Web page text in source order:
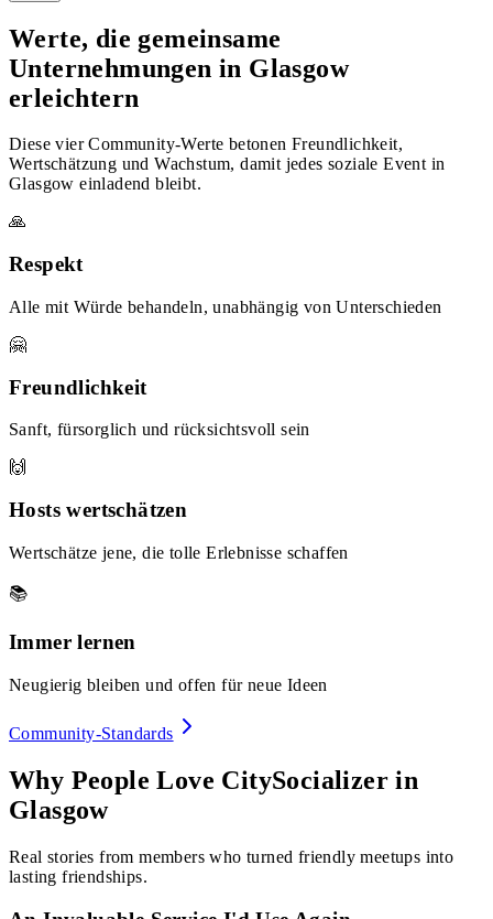
Werte, die gemeinsame
Unternehmungen in Glasgow
erleichtern
Diese vier Community-Werte betonen Freundlichkeit,
Wertschätzung und Wachstum, damit jedes soziale Event in
Glasgow einladend bleibt.
🙏
Respekt
Alle mit Würde behandeln, unabhängig von Unterschieden
🤗
Freundlichkeit
Sanft, fürsorglich und rücksichtsvoll sein
🙌
Hosts wertschätzen
Wertschätze jene, die tolle Erlebnisse schaffen
📚
Immer lernen
Neugierig bleiben und offen für neue Ideen
Community-Standards
Why People Love CitySocializer in
Glasgow
Real stories from members who turned friendly meetups into
lasting friendships.